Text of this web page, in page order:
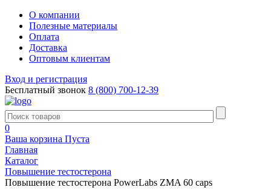
О компании
Полезные материалы
Оплата
Доставка
Оптовым клиентам
Вход и регистрация
Бесплатный звонок 8 (800) 700-12-39
0
Ваша корзина Пуста
Главная
Каталог
Повышение тестостерона
Повышение тестостерона PowerLabs ZMA 60 caps